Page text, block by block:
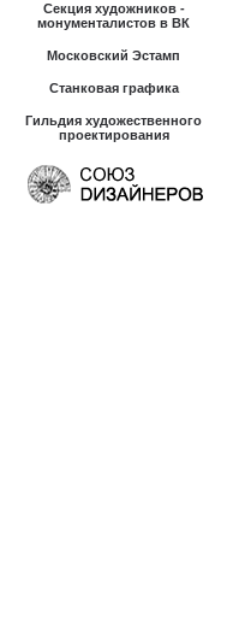
Секция художников -
монументалистов в ВК
Московский Эстамп
Станковая графика
Гильдия художественного
проектирования